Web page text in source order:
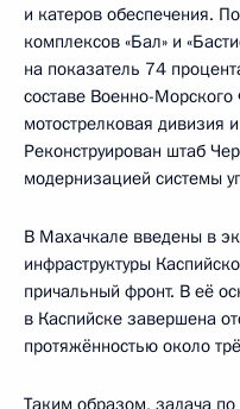
и катеров обеспечения.
комплексов «Бал» и
на показатель 74
составе Военно-
мотострелковая дивизия
Реконструирован штаб
модернизацией системы
В Махачкале введены в
инфраструктуры
причальный фронт. В её
в Каспийске завершена
протяжённостью около
Таким образом, задача